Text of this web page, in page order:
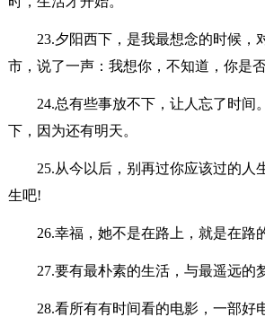
23.夕阳西下，是我最想念的时候，
市，说了一声：我想你，不知道，你是否
24.总有些事放不下，让人忘了时间
下，因为还有明天。
25.从今以后，别再过你应该过的人
生吧!
26.幸福，她不是在路上，就是在路
27.要有最朴素的生活，与最遥远的
28.看所有有时间看的电影，一部好